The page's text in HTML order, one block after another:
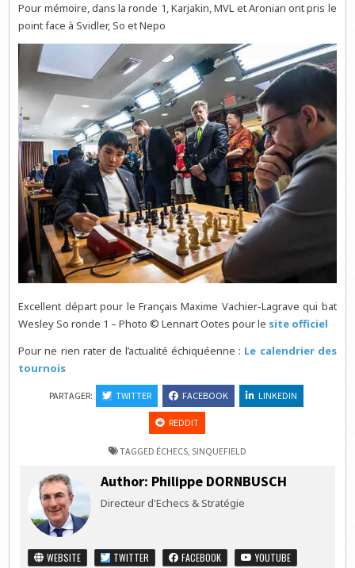
Pour mémoire, dans la ronde 1, Karjakin, MVL et Aronian ont pris le
point face à Svidler, So et Nepo
Excellent départ pour le Français Maxime Vachier-Lagrave qui bat
Wesley So ronde 1 – Photo © Lennart Ootes pour le site officiel
Pour ne rien rater de l’actualité échiquéenne : Le calendrier des
tournois
PARTAGER: TWITTER FACEBOOK LINKEDIN
REDDIT
TAGGED ÉCHECS SINQUEFIELD
Author: Philippe DORNBUSCH
Directeur d'Echecs & Stratégie
WEBSITE TWITTER FACEBOOK
YOUTUBE